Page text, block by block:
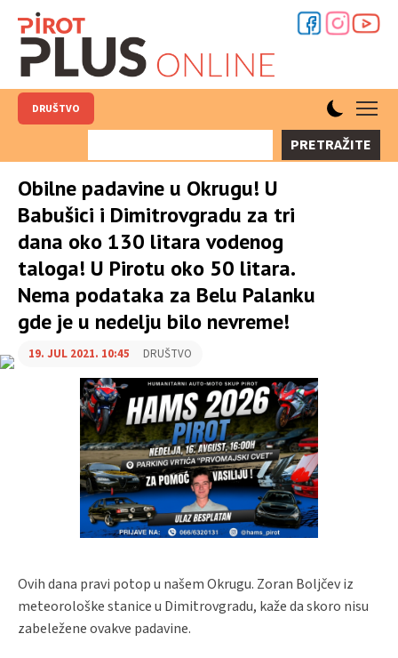
DRUŠTVO
PRETRAŽITE
Obilne padavine u Okrugu! U
Babušici i Dimitrovgradu za tri
dana oko 130 litara vodenog
taloga! U Pirotu oko 50 litara.
Nema podataka za Belu Palanku
gde je u nedelju bilo nevreme!
19. JUL 2021. 10:45 DRUŠTVO
Ovih dana pravi potop u našem Okrugu. Zoran Boljčev iz
meteorološke stanice u Dimitrovgradu, kaže da skoro nisu
zabeležene ovakve padavine.